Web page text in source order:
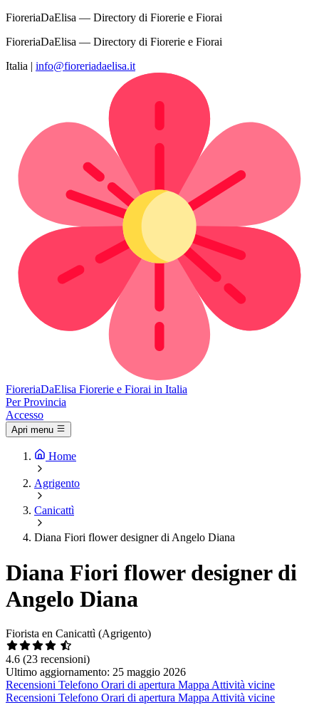
FioreriaDaElisa — Directory di Fiorerie e Fiorai
FioreriaDaElisa — Directory di Fiorerie e Fiorai
Italia | info@fioreriadaelisa.it
FioreriaDaElisa Fiorerie e Fiorai in Italia
Per Provincia
Accesso
Apri menu
Home
Agrigento
Canicattì
Diana Fiori flower designer di Angelo Diana
Diana Fiori flower designer di
Angelo Diana
Fiorista en Canicattì (Agrigento)
4.6 (23 recensioni)
Ultimo aggiornamento: 25 maggio 2026
Recensioni Telefono Orari di apertura Mappa Attività vicine
Recensioni Telefono Orari di apertura Mappa Attività vicine